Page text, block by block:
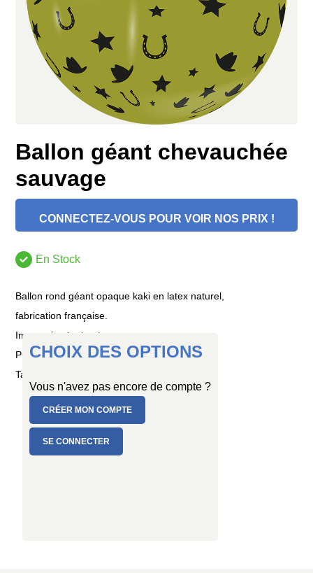
Ballon géant chevauchée
sauvage
CONNECTEZ-VOUS POUR VOIR NOS PRIX !
En Stock
Ballon rond géant opaque kaki en latex naturel,
fabrication française.
Impression tout autour
PC de 1 ballon
Taille : Ø 80/100 cm
CHOIX DES OPTIONS
Vous n'avez pas encore de compte ?
CRÉER MON COMPTE
SE CONNECTER